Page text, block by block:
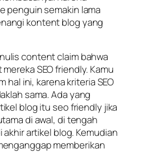
penguin semakin lama
kontent blog yang
content claim bahwa
SEO friendly. Kamu
hal ini, karena kriteria SEO
sama. Ada yang
blog itu seo friendly jika
di awal, di tengah
akhir artikel blog. Kemudian
memberikan